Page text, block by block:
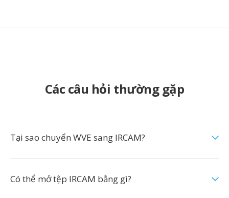
Các câu hỏi thường gặp
Tại sao chuyển WVE sang IRCAM?
Có thể mở tệp IRCAM bằng gì?